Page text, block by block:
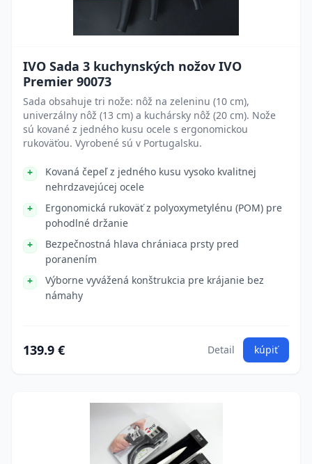
IVO Sada 3 kuchynských nožov IVO
Premier 90073
Sada obsahuje tri nože: nôž na zeleninu (10 cm),
univerzálny nôž (13 cm) a kuchársky nôž (20 cm). Nože
sú kované z jedného kusu ocele s ergonomickou
rukoväťou. Vyrobené sú v Portugalsku.
Kovaná čepeľ z jedného kusu vysoko kvalitnej
nehrdzavejúcej ocele
Ergonomická rukoväť z polyoxymetylénu (POM) pre
pohodlné držanie
Bezpečnostná hlava chrániaca prsty pred
poranením
Výborne vyvážená konštrukcia pre krájanie bez
námahy
139.9 € Detail kúpiť